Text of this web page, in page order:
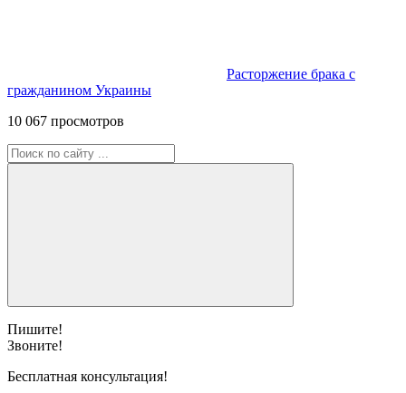
Расторжение брака с
гражданином Украины
10 067 просмотров
Пишите!
Звоните!
Бесплатная консультация!